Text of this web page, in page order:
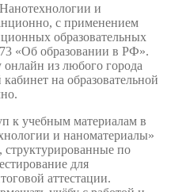
и
с применением
образовательных
«Об образовании в РФ».
из любого города
на образовательной
к учебным материалам в
и наноматериалы»
структурированные по
для
аттестации.